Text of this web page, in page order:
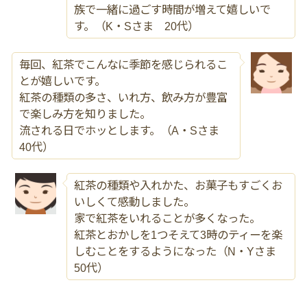
族で一緒に過ごす時間が増えて嬉しいで
す。（K・Sさま 20代）
毎回、紅茶でこんなに季節を感じられるこ
とが嬉しいです。
紅茶の種類の多さ、いれ方、飲み方が豊富
で楽しみ方を知りました。
流される日でホッとします。（A・Sさま
40代）
紅茶の種類や入れかた、お菓子もすごくお
いしくて感動しました。
家で紅茶をいれることが多くなった。
紅茶とおかしを1つそえて3時のティーを楽
しむことをするようになった（N・Yさま
50代）